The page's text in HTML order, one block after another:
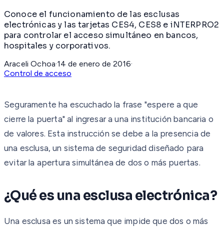
Conoce el funcionamiento de las esclusas
electrónicas y las tarjetas CES4, CES8 e iNTERPRO2
para controlar el acceso simultáneo en bancos,
hospitales y corporativos.
Araceli Ochoa·14 de enero de 2016·
Control de acceso
Seguramente ha escuchado la frase "espere a que
cierre la puerta" al ingresar a una institución bancaria o
de valores. Esta instrucción se debe a la presencia de
una esclusa, un sistema de seguridad diseñado para
evitar la apertura simultánea de dos o más puertas.
¿Qué es una esclusa electrónica?
Una esclusa es un sistema que impide que dos o más